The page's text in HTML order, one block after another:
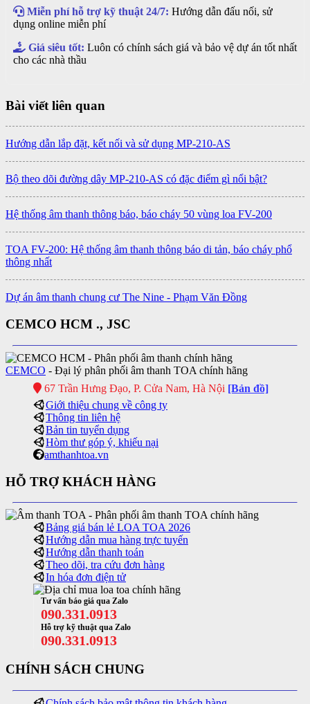
Miễn phí hỗ trợ kỹ thuật 24/7: Hướng dẫn đấu nối, sử
dụng online miễn phí
Giá siêu tốt: Luôn có chính sách giá và bảo vệ dự án tốt nhất
cho các nhà thầu
Bài viết liên quan
Hướng dẫn lắp đặt, kết nối và sử dụng MP-210-AS
Bộ theo dõi đường dây MP-210-AS có đặc điểm gì nổi bật?
Hệ thống âm thanh thông báo, báo cháy 50 vùng loa FV-200
TOA FV-200: Hệ thống âm thanh thông báo di tản, báo cháy phổ
thông nhất
Dự án âm thanh chung cư The Nine - Phạm Văn Đồng
CEMCO HCM ., JSC
CEMCO - Đại lý phân phối âm thanh TOA chính hãng
67 Trần Hưng Đạo, P. Cửa Nam, Hà Nội [Bản đồ]
Giới thiệu chung về công ty
Thông tin liên hệ
Bản tin tuyển dụng
Hòm thư góp ý, khiếu nại
amthanhtoa.vn
HỖ TRỢ KHÁCH HÀNG
Bảng giá bán lẻ LOA TOA 2026
Hướng dẫn mua hàng trực tuyến
Hướng dẫn thanh toán
Theo dõi, tra cứu đơn hàng
In hóa đơn điện tử
Tư vấn báo giá qua Zalo
090.331.0913
Hỗ trợ kỹ thuật qua Zalo
090.331.0913
CHÍNH SÁCH CHUNG